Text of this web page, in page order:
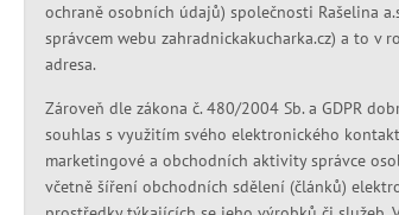
ochraně osobních údajů) společnosti Rašelina
správcem webu zahradnickakucharka.cz) a to v
adresa.
Zároveň dle zákona č. 480/2004 Sb. a GDPR
souhlas s využitím svého elektronického
marketingové a obchodních aktivity správce
včetně šíření obchodních sdělení (článků)